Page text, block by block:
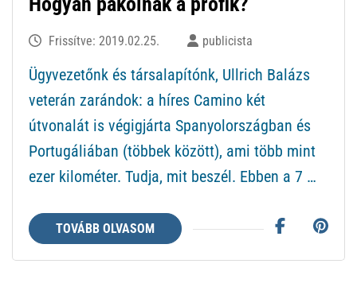
Frissítve: 2019.02.25. publicista
Ügyvezetőnk és társalapítónk, Ullrich Balázs
veterán zarándok: a híres Camino két
útvonalát is végigjárta Spanyolországban és
Portugáliában (többek között), ami több mint
ezer kilométer. Tudja, mit beszél. Ebben a 7 …
TOVÁBB OLVASOM